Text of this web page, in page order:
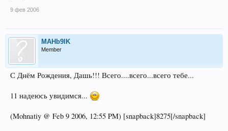
9 фев 2006
MAHb9lK
Member
С Днём Рождения, Дашь!!! Всего....всего...всего тебе...
11 надеюсь увидимся...
(Mohnatiy @ Feb 9 2006, 12:55 PM) [snapback]8275[/snapback]